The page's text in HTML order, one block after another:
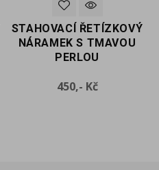
STAHOVACÍ ŘETÍZKOVÝ
NÁRAMEK S TMAVOU
PERLOU
450,- KčCena